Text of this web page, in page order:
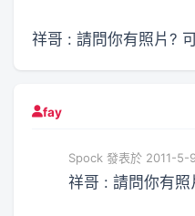
祥哥 : 請問你有照片?
fay
Spock 發表於 2011-5-
祥哥 : 請問你有